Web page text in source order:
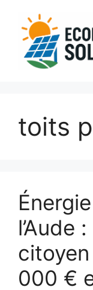
contenu
toits
l’Aude
000 €